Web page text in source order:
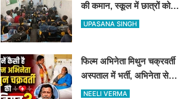
की कमान, स्कूल में छात्रों को
सिखाए ऑनलाइन फ्रॉड से
UPASANA SINGH
फिल्म अभिनेता मिथुन चक्रवर्ती
अस्पताल में भर्ती, अभिनेता से
मिले CM शुभेंदु अधिकारी
NEELI VERMA